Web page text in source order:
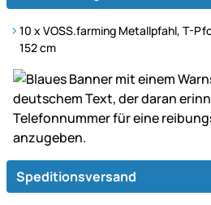
10 x VOSS.farming Metallpfahl, T-
152 cm
Speditionsversand